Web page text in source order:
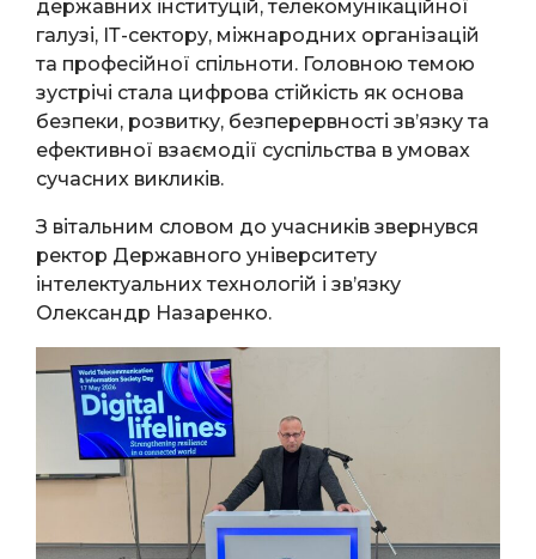
державних інституцій, телекомунікаційної
галузі, ІТ-сектору, міжнародних організацій
та професійної спільноти. Головною темою
зустрічі стала цифрова стійкість як основа
безпеки, розвитку, безперервності зв’язку та
ефективної взаємодії суспільства в умовах
сучасних викликів.
З вітальним словом до учасників звернувся
ректор Державного університету
інтелектуальних технологій і зв’язку
Олександр Назаренко.